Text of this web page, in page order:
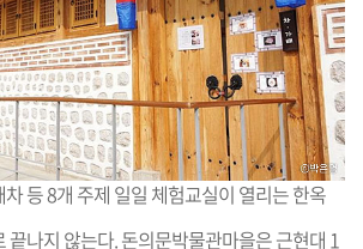
등 8개 주제 일일 체험교실이 열리는 한옥
끝나지 않는다. 돈의문박물관마을은 근현대 1